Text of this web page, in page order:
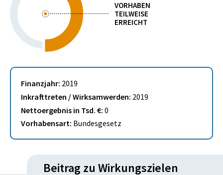
VORHABEN
TEILWEISE
ERREICHT
Finanzjahr: 2019
Inkrafttreten / Wirksamwerden: 2019
Nettoergebnis in Tsd. €: 0
Vorhabensart: Bundesgesetz
Beitrag zu Wirkungszielen